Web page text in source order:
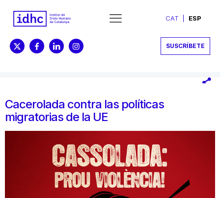
CAT ESP
SUSCRÍBETE
Cacerolada contra las políticas
migratorias de la UE